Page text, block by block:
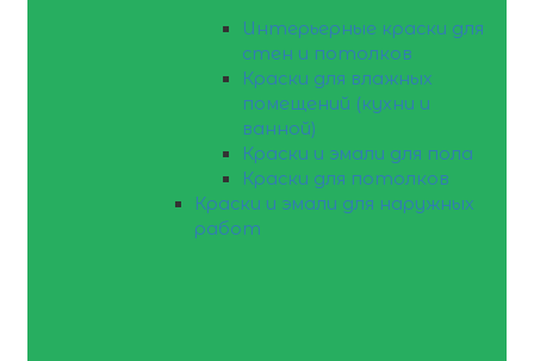
Интерьерные краски для
стен и потолков
Краски для влажных
помещений (кухни и
ванной)
Краски и эмали для пола
Краски для потолков
Краски и эмали для наружных
работ